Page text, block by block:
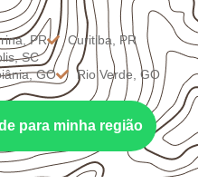
PR
Curitiba, PR
SC
GO
Rio Verde, GO
para minha região